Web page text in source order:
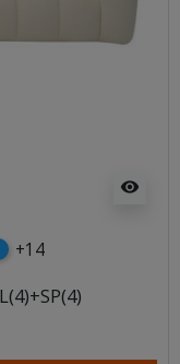
visibility
+14